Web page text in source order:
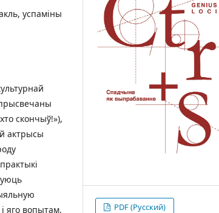
успаміны
скончыў!»),
актрысы
яго вопытам,
PDF (Русский)